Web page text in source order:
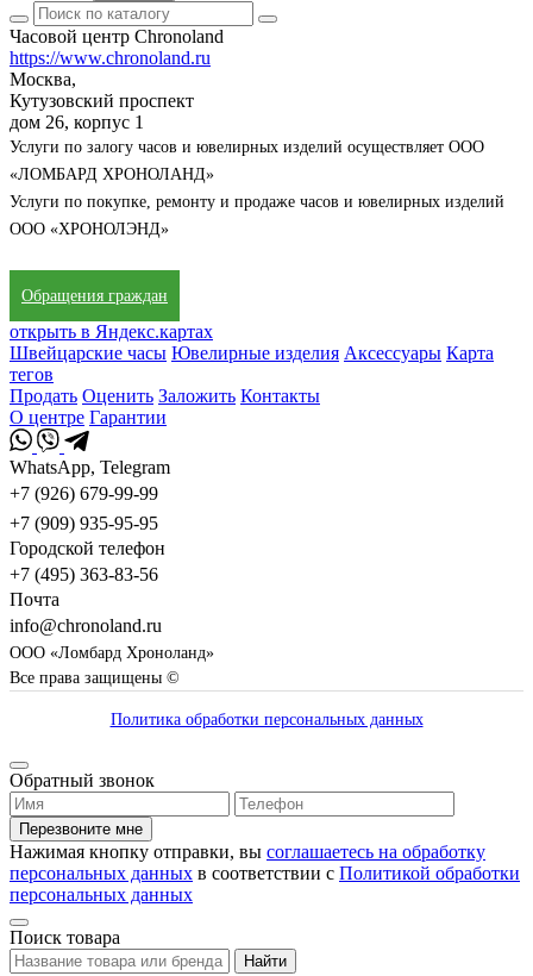
Часовой центр Chronoland
https://www.chronoland.ru
Москва,
Кутузовский проспект
дом 26, корпус 1
Услуги по залогу часов и ювелирных изделий осуществляет ООО
«ЛОМБАРД ХРОНОЛАНД»
Услуги по покупке, ремонту и продаже часов и ювелирных изделий
ООО «ХРОНОЛЭНД»
Обращения граждан
открыть в Яндекс.картах
Швейцарские часы Ювелирные изделия Аксессуары Карта
тегов
Продать Оценить Заложить Контакты
О центре Гарантии
WhatsApp, Telegram
+7 (926) 679-99-99
+7 (909) 935-95-95
Городской телефон
+7 (495) 363-83-56
Почта
info@chronoland.ru
ООО «Ломбард Хроноланд»
Все права защищены ©
Политика обработки персональных данных
Обратный звонок
Перезвоните мне
Нажимая кнопку отправки, вы соглашаетесь на обработку
персональных данных в соответствии с Политикой обработки
персональных данных
Поиск товара
Найти